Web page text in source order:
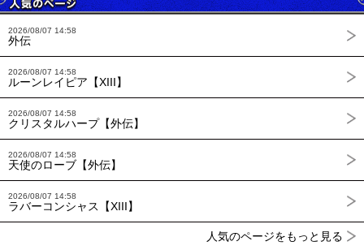
2026/08/07 14:58
外伝
2026/08/07 14:58
ルーンレイピア【XIII】
2026/08/07 14:58
クリスタルハープ【外伝】
2026/08/07 14:58
天使のローブ【外伝】
2026/08/07 14:58
ラバーコンシャス【XIII】
人気のページをもっと見る